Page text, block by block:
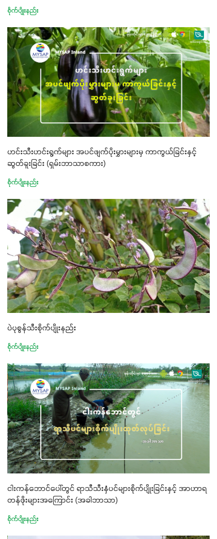
စိုက်ပျိုးနည်း
ဟင်းသီးဟင်းရွက်များ အပင်ဖျက်ပိုးမွှားများမှ ကာကွယ်ခြင်းနှင့်
ဆွတ်ခူးခြင်း (ရှမ်းဘာသာစကား)
စိုက်ပျိုးနည်း
ပဲပုစွန်သီးစိုက်ပျိုးနည်း
စိုက်ပျိုးနည်း
ငါးကန်ဘောင်ပေါ်တွင် ရာသီသီးနှံပင်များစိုက်ပျိုးခြင်းနှင့် အာဟာရ
တန်ဖိုးများအကြောင်း (အခါဘာသာ)
စိုက်ပျိုးနည်း